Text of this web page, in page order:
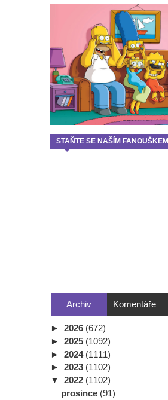
STAŇTE SE NAŠÍM FANOUŠKEM
Archiv Komentáře
► 2026 (672)
► 2025 (1092)
► 2024 (1111)
► 2023 (1102)
▼ 2022 (1102)
prosince (91)